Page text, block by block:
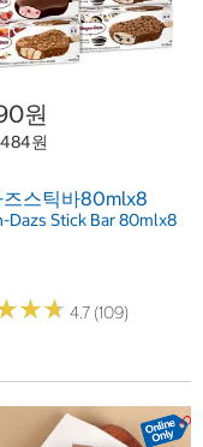
원
원
스틱바80mlx8
Dazs Stick Bar 80mlx8
★★
★★ 4.7 (109)